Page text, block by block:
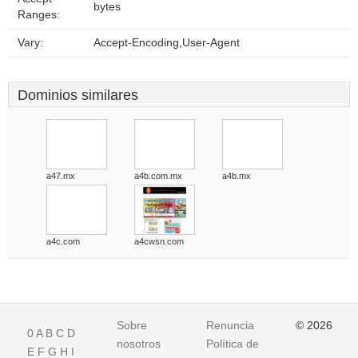
Ranges:
bytes
Vary: Accept-Encoding,User-Agent
Dominios similares
a47.mx a4b.com.mx a4b.mx
a4c.com a4cwsn.com
0A B C D
E F G H I
Sobre
nosotros
Renuncia
Política de
© 2026